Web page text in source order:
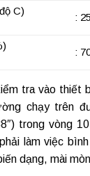
C)
: 25
:
tra vào thiết
chạy trên
trong vòng
làm việc
dạng, mài